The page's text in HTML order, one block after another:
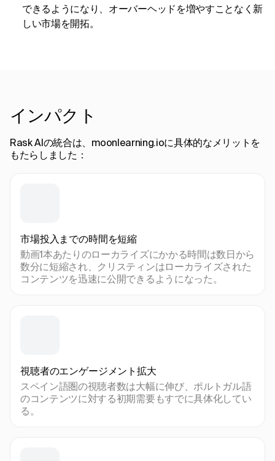
できるようになり、オーバーヘッドを増やすことなく新
しい市場を開拓。
インパクト
Rask AIの統合は、moonlearning.ioに具体的なメリットを
もたらしました：
市場投入までの時間を短縮
動画1本あたりのローカライズにかかる時間は数日から
数分に短縮され、クリスティンはローカライズされた
コンテンツを迅速に公開できるようになった。
視聴者のエンゲージメント拡大
スペイン語圏の視聴者数は大幅に伸び、ポルトガル語
のコンテンツに対する初期需要もすでに具体化してい
る。